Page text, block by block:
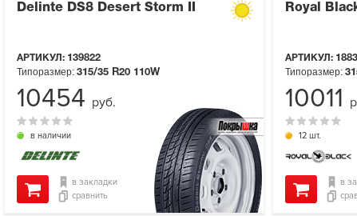
Delinte DS8 Desert Storm II
АРТИКУЛ: 139822
в наличии
Типоразмер: 315/35 R20 110W
в закладки
сравнить
10454 руб.
Royal
АРТИКУЛ:
12 шт.
Типоразмер:
в
10011